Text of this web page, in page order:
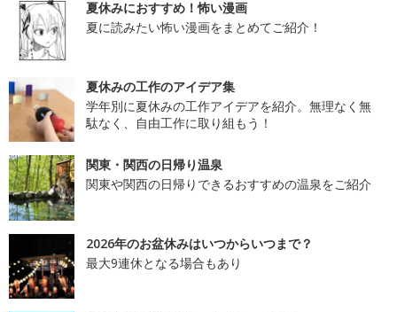
夏休みにおすすめ！怖い漫画
夏に読みたい怖い漫画をまとめてご紹介！
夏休みの工作のアイデア集
学年別に夏休みの工作アイデアを紹介。無理なく無
駄なく、自由工作に取り組もう！
関東・関西の日帰り温泉
関東や関西の日帰りできるおすすめの温泉をご紹介
2026年のお盆休みはいつからいつまで？
最大9連休となる場合もあり